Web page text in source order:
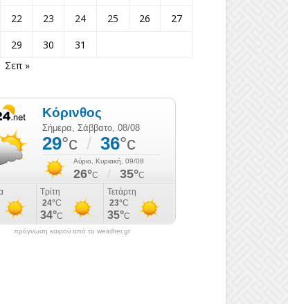
22 23 24 25 26
27
29 30
31
Σεπ »
πρόγνωση καιρού από το weather.gr